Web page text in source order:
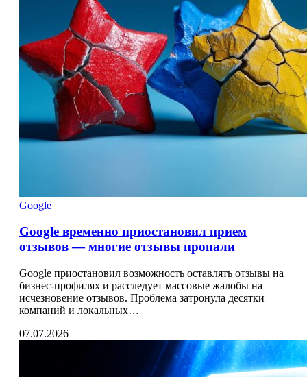
Google
Google временно приостановил прием
отзывов — многие отзывы пропали
Google приостановил возможность оставлять отзывы на
бизнес‑профилях и расследует массовые жалобы на
исчезновение отзывов. Проблема затронула десятки
компаний и локальных…
07.07.2026